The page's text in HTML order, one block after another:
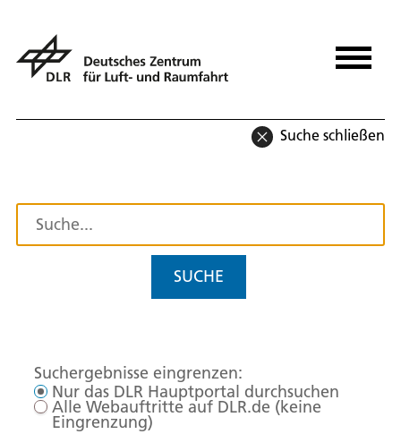
Suche schließen
SUCHE
Suchergebnisse eingrenzen:
Nur das DLR Hauptportal durchsuchen
Alle Webauftritte auf DLR.de (keine
Eingrenzung)